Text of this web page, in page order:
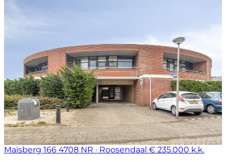
Maïsberg 166 4708 NR · Roosendaal € 235.000 k.k.